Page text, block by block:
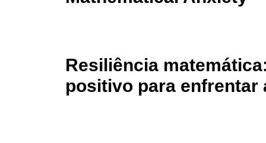
Resiliência
positivo para enfrentar